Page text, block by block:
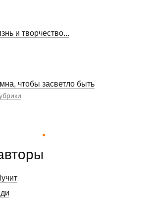
и творчество...
чтобы засветло быть